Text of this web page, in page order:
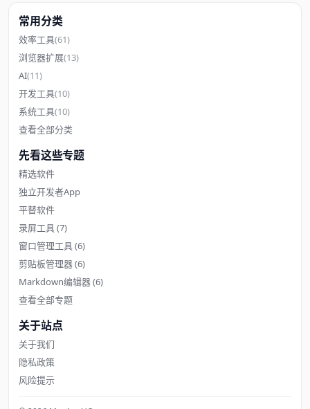
常用分类
效率工具(61)
浏览器扩展(13)
AI(11)
开发工具(10)
系统工具(10)
查看全部分类
先看这些专题
精选软件
独立开发者App
平替软件
录屏工具(7)
窗口管理工具(6)
剪贴板管理器(6)
Markdown编辑器(6)
查看全部专题
关于站点
关于我们
隐私政策
风险提示